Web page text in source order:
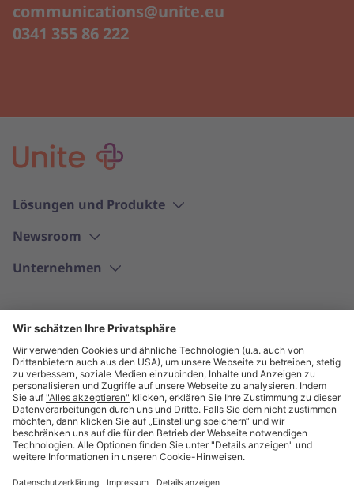
communications@unite.eu
0341 355 86 222
Lösungen und Produkte
Newsroom
Unternehmen
Deutsch